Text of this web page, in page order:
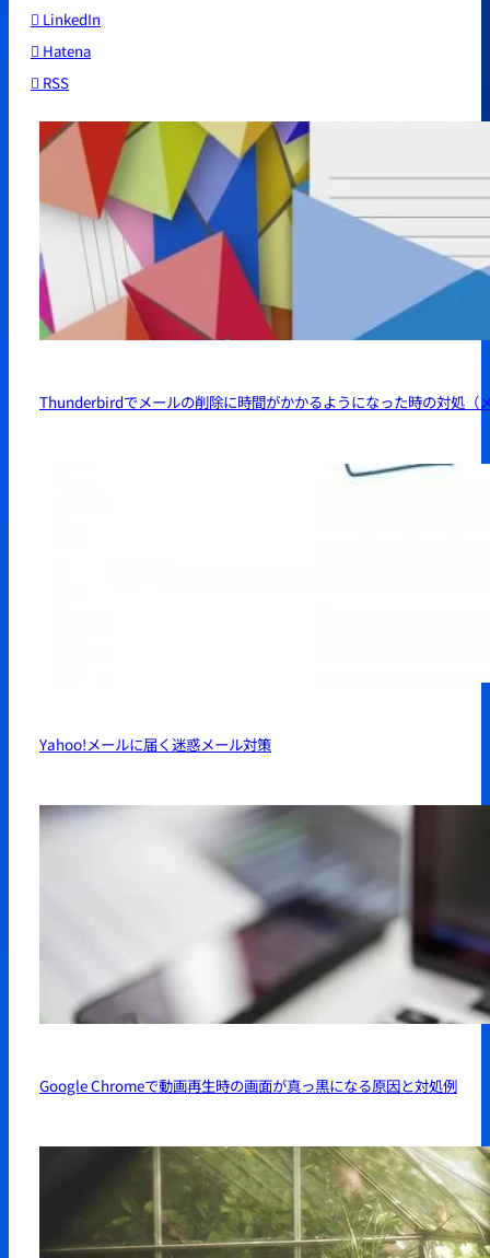
LinkedIn
Hatena
RSS
Thunderbirdでメールの削除に時間がかかるようになった時の対処（
Yahoo!メールに届く迷惑メール対策
Google Chromeで動画再生時の画面が真っ黒になる原因と対処例